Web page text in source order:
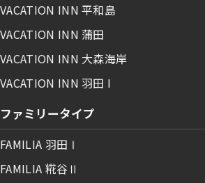
VACATION INN 平和島
VACATION INN 蒲田
VACATION INN 大森海岸
VACATION INN 羽田 I
ファミリータイプ
FAMILIA 羽田Ⅰ
FAMILIA 糀谷Ⅱ